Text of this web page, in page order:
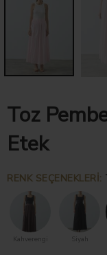
Toz
Etek
RENK SEÇENEKLERI:
Kahverengi Siyah